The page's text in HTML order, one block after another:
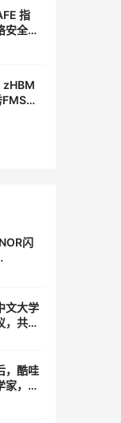
指
安全透
zHBM
魅力
闪
，全
文大学
，共建
联合
，酷哇
家，要
力